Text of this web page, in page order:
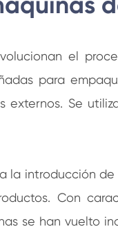
el
para
externos. Se
la introducción
Con
se han vuelto